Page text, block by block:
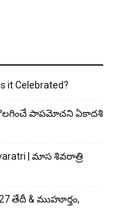
it Celebrated?
తొలగించే పాపమోచని ఏకాదశి
| మాస శివరాత్రి
తేదీ & ముహూర్తం,